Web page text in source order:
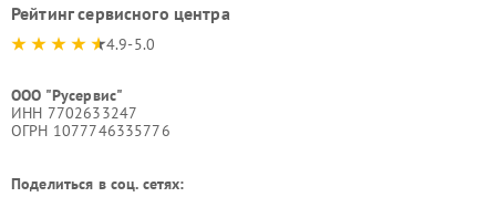
Рейтинг сервисного центра
4.9-5.0
ООО "Русервис"
ИНН 7702633247
ОГРН 1077746335776
Поделиться в соц. сетях: